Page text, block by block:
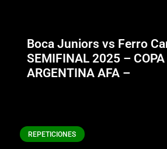
Boca Juniors vs Ferro
SEMIFINAL 2025 – COPA
ARGENTINA AFA –
REPETICIONES